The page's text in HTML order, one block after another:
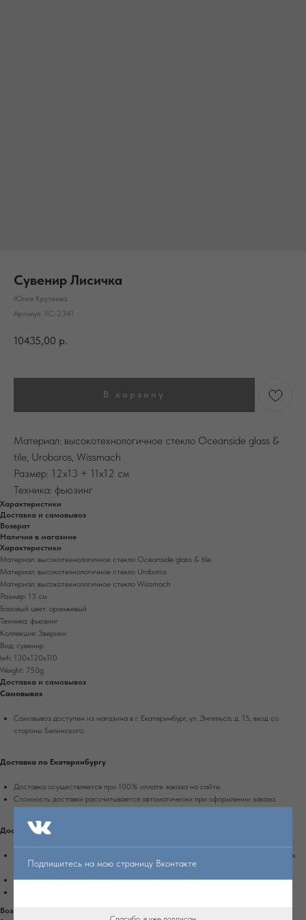
Сувенир Лисичка
Юлия Крутеева
Артикул: ХС-2341
10435,00 р.
В корзину
Материал: высокотехнологичное стекло Oceanside glass &
tile, Uroboros, Wissmach
Размер: 12х13 + 11х12 см
Техника: фьюзинг
Характеристики
Доставка и самовывоз
Возврат
Наличие в магазине
Характеристики
Материал: высокотехнологичное стекло Oceanside glass & tile
Материал: высокотехнологичное стекло Uroboros
Материал: высокотехнологичное стекло Wissmach
Размер: 13 см
Базовый цвет: оранжевый
Техника: фьюзинг
Коллекция: Зверики
Вид: сувенир
lwh: 130x120x110
Weight: 750g
Доставка и самовывоз
Самовывоз
Самовывоз доступен из магазина в г. Екатеринбург, ул. Энгельса, д. 15, вход со
стороны Белинского.
Доставка по Екатеринбургу
Доставка осуществляется при 100% оплате заказа на сайте.
Стоимость доставки рассчитывается автоматически при оформлении заказа.
Доставка по России
Доставка осуществляется при 100% оплате заказа транспортной компанией Сдек
или Почтой России.
Срок доставки в другие города России - 4-10 рабочих дней.
Возврат
Подпишитесь на мою страницу Вконтакте